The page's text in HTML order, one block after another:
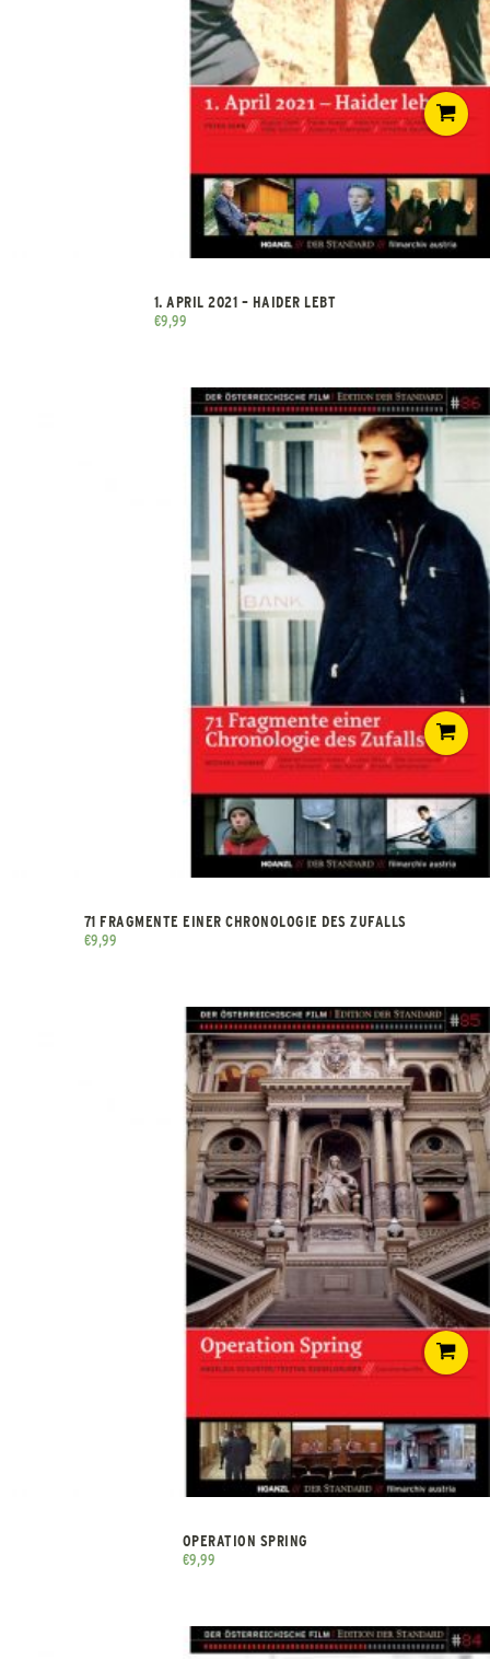
1. APRIL 2021 – HAIDER LEBT
€9,99
71 FRAGMENTE EINER CHRONOLOGIE DES ZUFALLS
€9,99
OPERATION SPRING
€9,99